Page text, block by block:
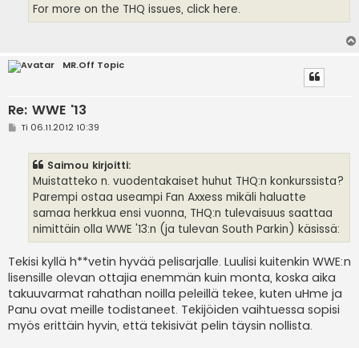
For more on the THQ issues, click here.
MR.Off Topic
Re: WWE '13
VTi 06.11.2012 10:39
Saimou kirjoitti:
Muistatteko n. vuodentakaiset huhut THQ:n konkurssista?
Parempi ostaa useampi Fan Axxess mikäli haluatte
samaa herkkua ensi vuonna, THQ:n tulevaisuus saattaa
nimittäin olla WWE '13:n (ja tulevan South Parkin) käsissä:
Tekisi kyllä h**vetin hyvää pelisarjalle. Luulisi kuitenkin WWE:n
lisensille olevan ottajia enemmän kuin monta, koska aika
takuuvarmat rahathan noilla peleillä tekee, kuten uHme ja
Panu ovat meille todistaneet. Tekijöiden vaihtuessa sopisi
myös erittäin hyvin, että tekisivät pelin täysin nollista.